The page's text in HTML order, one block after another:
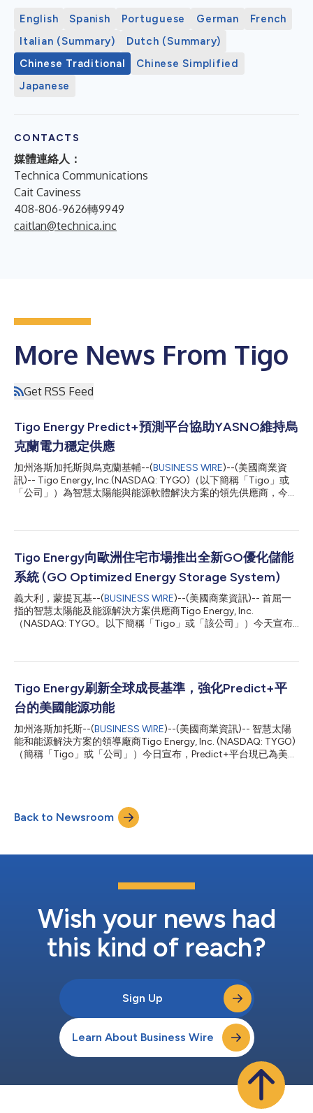
English Spanish Portuguese German
French
Italian (Summary)
Dutch (Summary)
Chinese Traditional
Chinese Simplified
Japanese
CONTACTS
媒體連絡人：
Technica Communications
Cait Caviness
408-806-9626轉9949
caitlan@technica.inc
More News From Tigo
Get RSS Feed
Tigo Energy Predict+預測平台協助YASNO維持烏
克蘭電力穩定供應
加州洛斯加托斯與烏克蘭基輔--(BUSINESS WIRE)--(美國商業資
訊)-- Tigo Energy, Inc.(NASDAQ: TYGO)（以下簡稱「Tigo」或
「公司」）為智慧太陽能與能源軟體解決方案的領先供應商，今日
衡再生能源與基載電力來源時，能夠應對現實世界中的需求挑戰。
達97.5%的預測準確度。 作為烏克蘭電力、瓦斯與能源效率解決方
案的領先供應商，YASNO為基輔、第聶伯羅彼得羅夫斯克和頓內
茨克地區的250多萬戶家庭以及超過64,000家企業客戶提供服
務。YASNO使用Predict+平台的方式遠遠超出了一般公用事業應
用場景，透過Tigo基於類神經網路的AI技術，在劇烈變化的天氣和
難以預測的基礎設施損壞情況下維持電網穩定性。YASNO部署
Predict+之前，已在第聶伯羅彼得羅夫斯克地區成功完成了配置與
Tigo Energy向歐洲住宅市場推出全新GO優化儲能
系統 (GO Optimized Energy Storage System)
義大利，蒙提瓦基--(BUSINESS WIRE)--(美國商業資訊)-- 首屈一
指的智慧太陽能及能源解決方案供應商Tigo Energy, Inc.
（NASDAQ: TYGO。以下簡稱「Tigo」或「該公司」）今天宣布
承諾。該公司並將現場展示GO Optimized ESS，擇定場合為6月
Intersolar Europe 2026，B3.140展位。Weiss-Blau GmbH（Tigo
安裝商忠誠計劃成員）將以第一批在歐洲住宅市場佈署該系統之安
裝公司的身分在展會上加入Tigo。 GO Battery的模組化架構以
3.68kWh的單元為基礎，容量可配置範圍從7.3kWh直到
47.9kWh，提供安裝商靈活選擇，以滿足從緊湊型公寓到能源需
求更高之大型住宅的歐洲各類住宅應用需求。GO電池向下相容於
Tigo在歐洲市場銷售的所有逆變器，支援單相和三相配置，可在低
Tigo Energy刷新全球成長基準，強化Predict+平
台的美國能源功能
加州洛斯加托斯--(BUSINESS WIRE)--(美國商業資訊)-- 智慧太陽
能和能源解決方案的領導廠商Tigo Energy, Inc. (NASDAQ: TYGO)
（簡稱「Tigo」或「公司」）今日宣布，Predict+平台現已為美國
性提升至最高97.5%。對於能源供應商而言，Predict+能夠協助簡
化營運、降低波動性並充分提高效能。 Predict+使公用事業營運商
在平衡再生能源與基本負荷發電來源時，尤其是在極端天氣事件和
透過整合智慧電錶，Predict+可對每塊電錶進行單獨建模，針對實
此次新增的即時能源現貨市場定價整合功能，現已納入Predict+四
大核心功能板塊，分別為市場洞察、客戶洞察、利潤分析與法規遵
Back to Newsroom
Wish your news had
this kind of reach?
Sign Up
Learn About Business Wire